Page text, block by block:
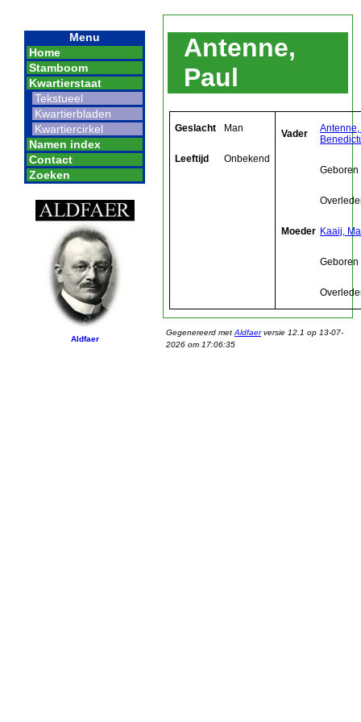
Menu
Home
Stamboom
Kwartierstaat
Tekstueel
Kwartierbladen
Kwartiercirkel
Namen index
Contact
Zoeken
Aldfaer
Antenne,
Paul
Geslacht Man
Leeftijd Onbekend
Vader
Geboren
Moeder Kaaij,
Geboren
Gegenereerd met Aldfaerversie 12.1 op 13-07-
2026 om 17:06:35